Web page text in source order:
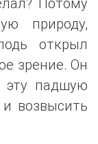
природу,
открыл
зрение. Он
эту падшую
возвысить